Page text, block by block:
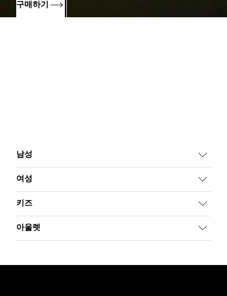
구매하기
남성
여성
키즈
아울렛